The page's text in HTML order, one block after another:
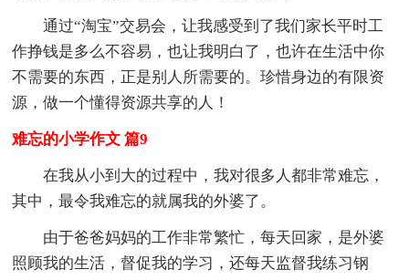
通过“淘宝”交易会，让我感受到了我们家长平时工
作挣钱是多么不容易，也让我明白了，也许在生活中你
不需要的东西，正是别人所需要的。珍惜身边的有限资
源，做一个懂得资源共享的人！
难忘的小学作文 篇9
在我从小到大的过程中，我对很多人都非常难忘，
其中，最令我难忘的就属我的外婆了。
由于爸爸妈妈的工作非常繁忙，每天回家，是外婆
照顾我的生活，督促我的学习，还每天监督我练习钢